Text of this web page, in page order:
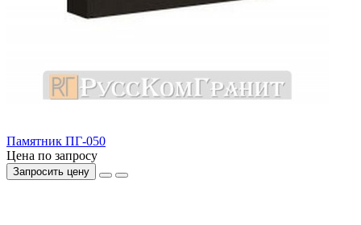
Памятник ПГ-050
Цена по запросу
Запросить цену